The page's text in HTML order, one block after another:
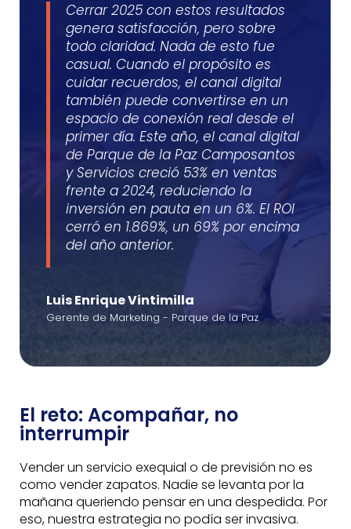
Cerrar 2025 con estos resultados
genera satisfacción, pero sobre
todo claridad. Nada de esto fue
casual. Cuando el propósito es
cuidar recuerdos, el canal digital
también puede convertirse en un
espacio de conexión real desde el
primer día. Este año, el canal digital
de Parque de la Paz Camposantos
y Servicios creció 53% en ventas
frente a 2024, reduciendo la
inversión en pauta en un 6%. El ROI
cerró en 1.869%, un 69% por encima
del año anterior.
Luis Enrique Vintimilla
Gerente de Marketing - Parque de la Paz
El reto: Acompañar, no
interrumpir
Vender un servicio exequial o de previsión no es
como vender zapatos. Nadie se levanta por la
mañana queriendo pensar en una despedida. Por
eso, nuestra estrategia no podía ser invasiva.